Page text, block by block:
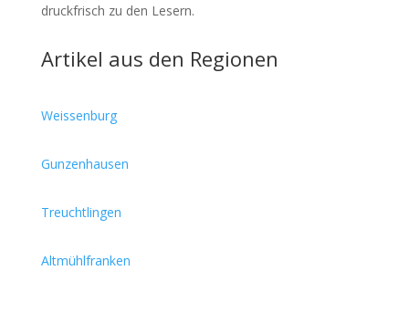
druckfrisch zu den Lesern.
Artikel aus den Regionen
Weissenburg
Gunzenhausen
Treuchtlingen
Altmühlfranken